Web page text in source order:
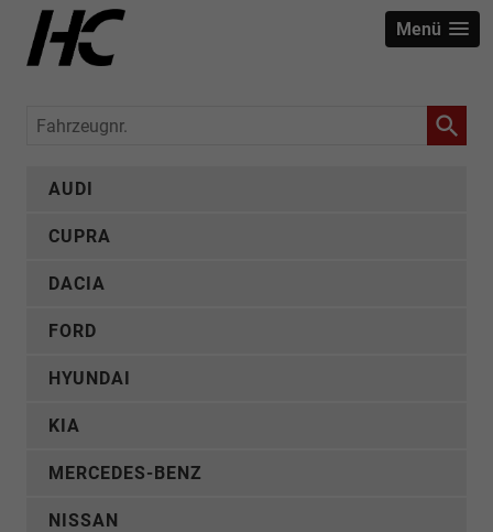
Menü
Fahrzeugnr.
AUDI
CUPRA
DACIA
FORD
HYUNDAI
KIA
MERCEDES-BENZ
NISSAN